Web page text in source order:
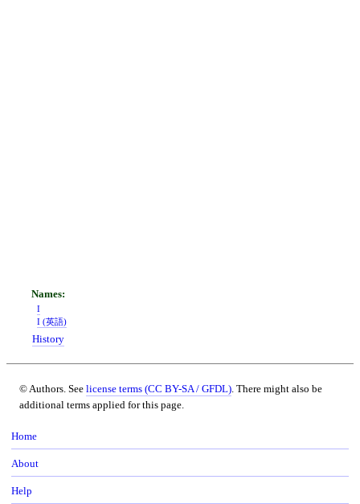
I
I (英語)
History
© Authors. See license terms (CC BY-SA / GFDL) . There might also be
additional terms applied for this page.
Home
About
Help